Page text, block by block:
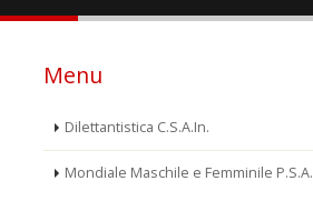
Menu
Dilettantistica C.S.A.In.
Mondiale Maschile e Femminile P.S.A.